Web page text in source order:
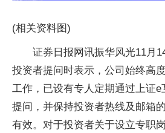
(相关资料图)
证券日报网讯振华风光11月
投资者提问时表示，公司始终高
工作，已设有专人定期通过上证
提问，并保持投资者热线及邮箱
有效。对于投资者关于设立专职